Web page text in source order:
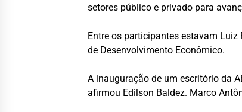
setores público e privado para
Entre os participantes estavam Luiz
de Desenvolvimento Econômico.
A inauguração de um escritório da
afirmou Edilson Baldez. Marco